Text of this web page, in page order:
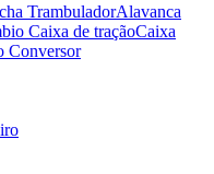
TrambuladorAlavanca
Caixa de traçãoCaixa
Conversor